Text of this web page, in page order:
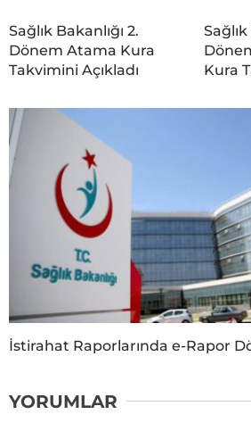
Sağlık Bakanlığı 2.
Dönem Atama Kura
Takvimini Açıkladı
Sağlık
Kura
İstirahat Raporlarında e-Rapor
YORUMLAR